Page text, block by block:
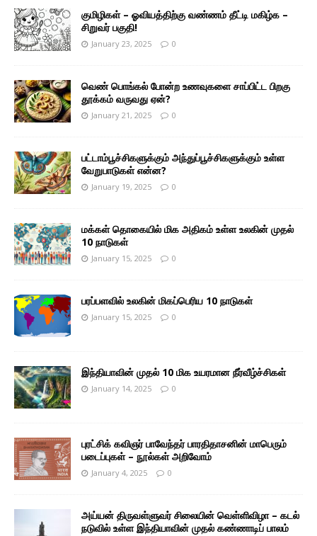
குமிழிகள் – ஓவியத்திற்கு வண்ணம் தீட்டி மகிழ்க –
சிறுவர் பகுதி!
January 23, 2025 0
வெண் பொங்கல் போன்ற உணவுகளை சாப்பிட்ட பிறகு
தூக்கம் வருவது ஏன்?
January 21, 2025 0
பட்டாம்பூச்சிகளுக்கும் அந்துப்பூச்சிகளுக்கும் உள்ள
வேறுபாடுகள் என்ன?
January 19, 2025 0
மக்கள் தொகையில் மிக அதிகம் உள்ள உலகின் முதல்
10 நாடுகள்
January 15, 2025 0
பரப்பளவில் உலகின் மிகப்பெரிய 10 நாடுகள்
January 15, 2025 0
இந்தியாவின் முதல் 10 மிக உயரமான நீர்வீழ்ச்சிகள்
January 14, 2025 0
புரட்சிக் கவிஞர் பாவேந்தர் பாரதிதாசனின் மாபெரும்
படைப்புகள் – நூல்கள் அறிவோம்
January 4, 2025 0
அய்யன் திருவள்ளுவர் சிலையின் வெள்ளிவிழா – கடல்
நடுவில் உள்ள இந்தியாவின் முதல் கண்ணாடிப் பாலம்